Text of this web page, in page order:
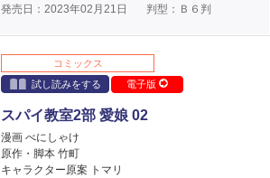
発売日：2023年02月21日
判型：Ｂ６判
コミックス
試し読みをする
電子版
スパイ教室2部 愛娘 02
漫画 べにしゃけ
原作・脚本 竹町
キャラクター原案 トマリ